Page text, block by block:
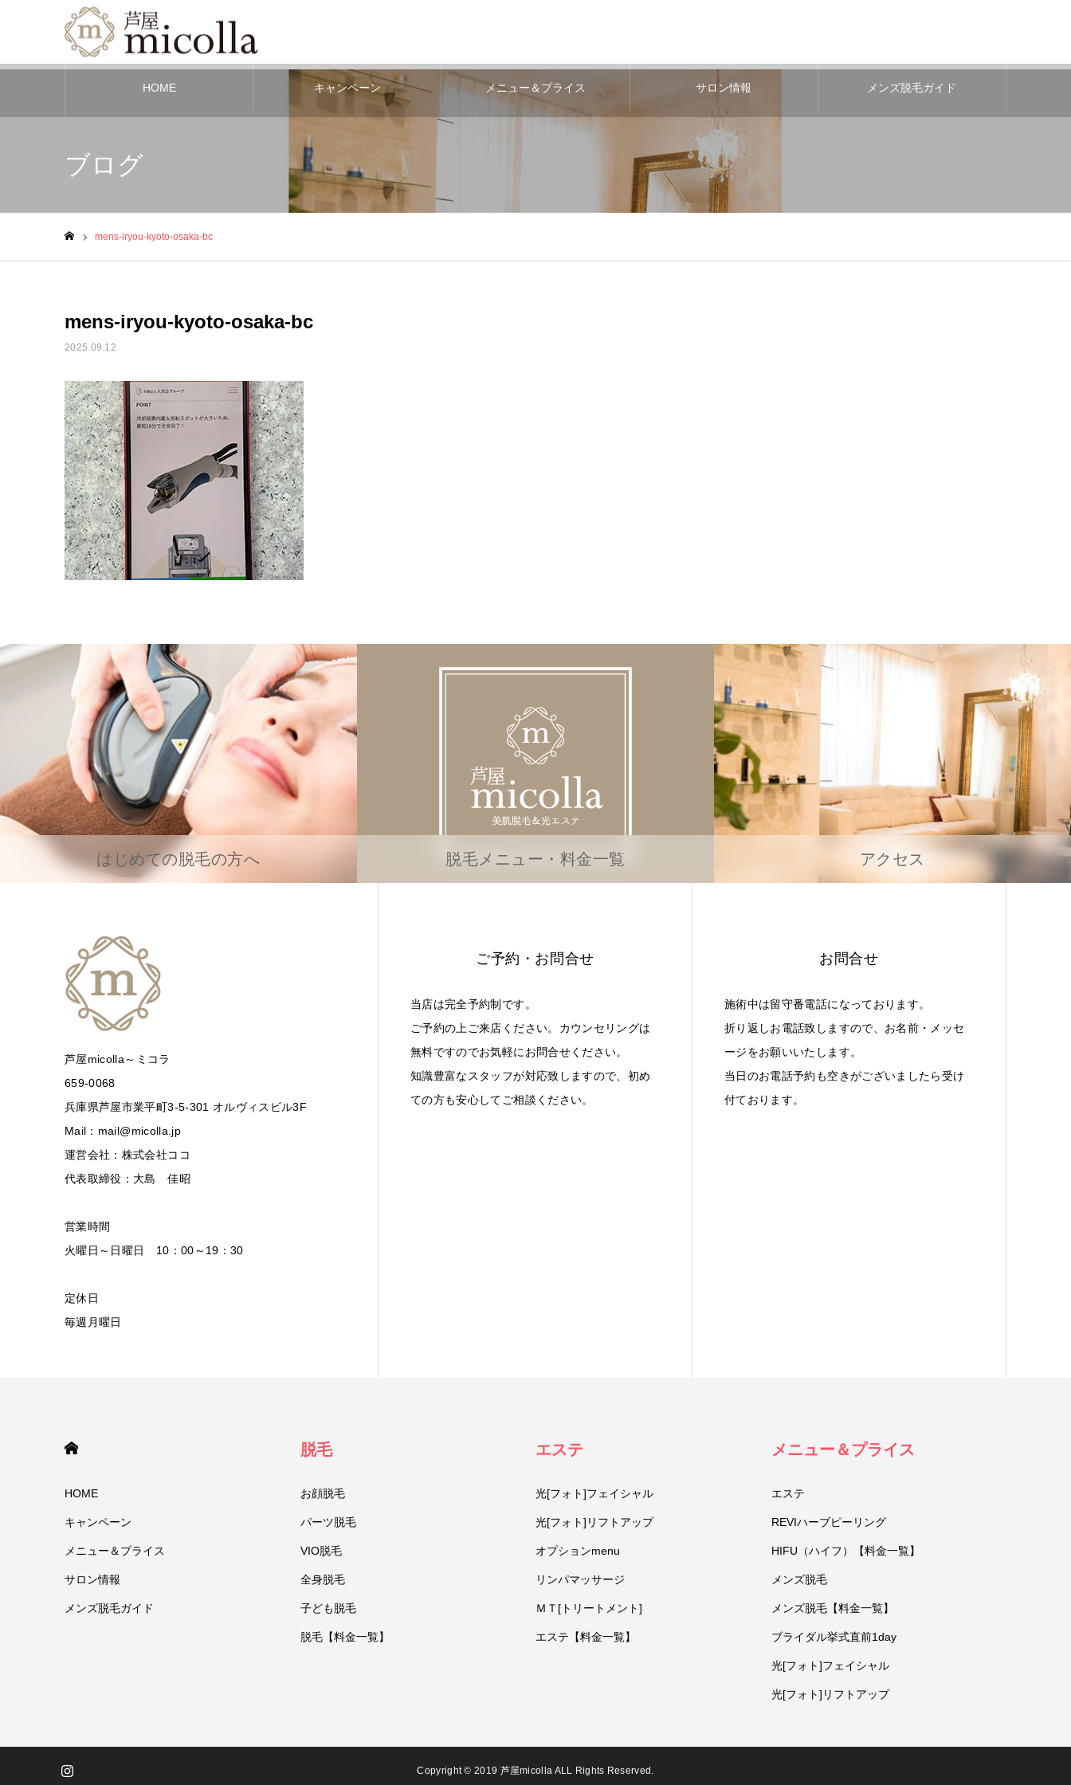
HOME キャンペーン メニュー＆プライス サロン情報 メンズ脱毛ガイド
ブログ
mens-iryou-kyoto-osaka-bc
mens-iryou-kyoto-osaka-bc
2025.09.12
はじめての脱毛の方へ 脱毛メニュー・料金一覧 アクセス
芦屋micolla～ミコラ
659-0068
兵庫県芦屋市業平町3-5-301 オルヴィスビル3F
Mail：mail@micolla.jp
運営会社：株式会社ココ
代表取締役：大島 佳昭
営業時間
火曜日～日曜日 10：00～19：30
定休日
毎週月曜日
ご予約・お問合せ
当店は完全予約制です。
ご予約の上ご来店ください。カウンセリングは
無料ですのでお気軽にお問合せください。
知識豊富なスタッフが対応致しますので、初め
ての方も安心してご相談ください。
お問合せ
施術中は留守番電話になっております。
折り返しお電話致しますので、お名前・メッセ
ージをお願いいたします。
当日のお電話予約も空きがございましたら受け
付ております。
HOME
キャンペーン
メニュー＆プライス
サロン情報
メンズ脱毛ガイド
脱毛
お顔脱毛
パーツ脱毛
VIO脱毛
全身脱毛
子ども脱毛
脱毛【料金一覧】
エステ
光[フォト]フェイシャル
光[フォト]リフトアップ
オプションmenu
リンパマッサージ
ＭＴ[トリートメント]
エステ【料金一覧】
メニュー＆プライス
エステ
REVIハーブピーリング
HIFU（ハイフ）【料金一覧】
メンズ脱毛
メンズ脱毛【料金一覧】
ブライダル挙式直前1day
光[フォト]フェイシャル
光[フォト]リフトアップ
Copyright © 2019 芦屋micolla ALL Rights Reserved.